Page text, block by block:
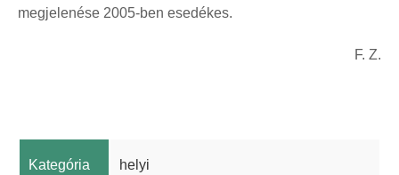
megjelenése 2005-ben esedékes.
F. Z.
Kategória helyi